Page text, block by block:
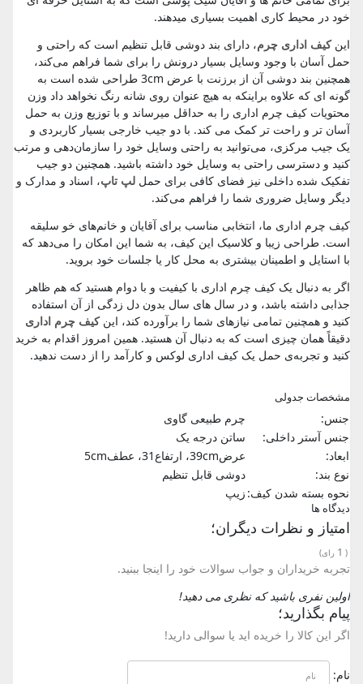
خود در محیط کاری اهمیت بسیاری میدهند.
اینکیف اداری چرم، دارای بند دوشی قابل تنظیم است که راحتی و
حمل آسان با وجود وسایل بسیار درونش را برای شما فراهم می‌کند،
همچنین بند دوشی آن از برزنت با عرض 3cm طراحی شده است به
گونه ای که علاوه براینکه به هیچ عنوان روی شانه رنگ نخواهد داد وزن
محتویات کیف چرم اداری را به حداقل میرساند و با توزیع وزن به حمل
آسان تر و راحت تر کمک می کند. با دو جیب خارجی بسیار کاربردی و
یک جیب مرکزی، می‌توانید به راحتی وسایل خود را سازمان‌دهی و مرتب
کنید و دسترسی راحتی به وسایل خود داشته باشید. همچنین دو جیب
تفکیک شده داخلی نیز فضای کافی برای حمللپ تاپ، اسناد و مدارک و
دیگر وسایل ضروری شما را فراهم می‌کند.
کیف چرم اداری ما، انتخابی مناسب برای آقایان و خانم‌های خو سلیقه
است. طراحی زیبا و کلاسیک این کیف، به شما این امکان را می‌دهد که
با استایل و اطمینان بیشتری به محل کار یا جلسات خود بروید.
اگر به دنبال یک کیف چرم اداری با کیفیت و با دوام هستید که هم ظاهر
جذابی داشته باشد، و در سال های سال بدون دل زدگی از آن استفاده
کنید و همچنین تمامی نیازهای شما را برآورده کند، اینکیف چرم اداری
دقیقاً همان چیزی است که به دنبال آن هستید. همین امروز اقدام به خرید
کنید و تجربه‌ی حمل یک کیف اداری لوکس و کارآمد را از دست ندهید.
مشخصات جدولی
جنس:
چرم طبیعی گاوی
جنس آستر داخلی:
ساتن درجه یک
ابعاد:
عرض39cm، ارتفاع31، عطف5cm
نوع بند:
دوشی قابل تنظیم
نحوه بسته شدن کیف: زیپ
دیدگاه ها
امتیاز و نظرات دیگران؛
(
1 رای)
تجربه خریداران و جواب سوالات خود را اینجا ببنید.
اولین نفری باشید که نظری می دهید!
پیام بگذارید؛
اگر این کالا را خریده اید یا سوالی دارید!
نام: